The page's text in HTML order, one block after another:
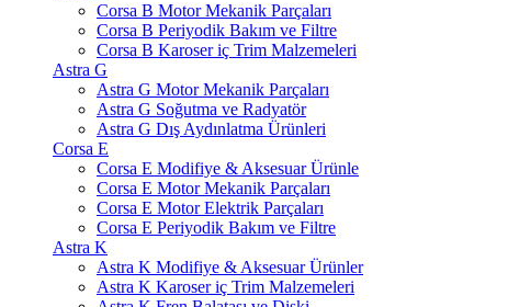
Corsa B Motor Mekanik Parçaları
Corsa B Periyodik Bakım ve Filtre
Corsa B Karoser iç Trim Malzemeleri
Astra G
Astra G Motor Mekanik Parçaları
Astra G Soğutma ve Radyatör
Astra G Dış Aydınlatma Ürünleri
Corsa E
Corsa E Modifiye & Aksesuar Ürünle
Corsa E Motor Mekanik Parçaları
Corsa E Motor Elektrik Parçaları
Corsa E Periyodik Bakım ve Filtre
Astra K
Astra K Modifiye & Aksesuar Ürünler
Astra K Karoser iç Trim Malzemeleri